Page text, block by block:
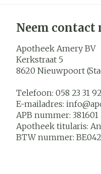
Neem contact
Apotheek Amery BV
Kerkstraat 5
8620 Nieuwpoort
Telefoon: 058 23 31 92
E-mailadres: info@
APB nummer: 381601
Apotheek titularis:
BTW nummer: